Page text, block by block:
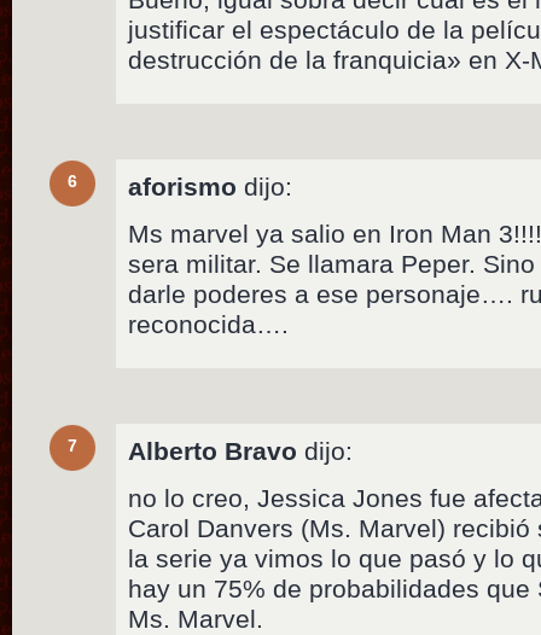
justificar el espectáculo de la
destrucción de la franquicia» en X-
6 aforismo dijo:
Ms marvel ya salio en Iron Man
sera militar. Se llamara Peper.
darle poderes a ese personaje….
reconocida….
7 Alberto Bravo dijo:
no lo creo, Jessica Jones fue
Carol Danvers (Ms. Marvel)
la serie ya vimos lo que pasó y lo
hay un 75% de probabilidades
Ms. Marvel.